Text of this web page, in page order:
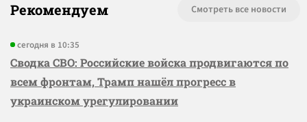
Рекомендуем Смотреть все новости
сегодня в 10:35
Сводка СВО: Российские войска продвигаются по
всем фронтам, Трамп нашёл прогресс в
украинском урегулировании